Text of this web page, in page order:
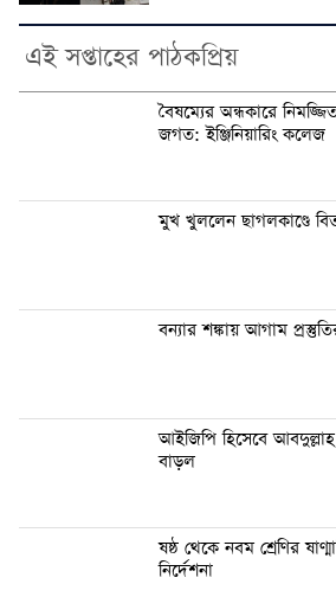
এই সপ্তাহের পাঠকপ্রিয়
বৈষম্যের অন্ধকারে
জগত: ইঞ্জিনিয়ারিং কলেজ
মুখ খুললেন ছাগলকাণ্ডে
বন্যার শঙ্কায় আগাম প্রস্তুতির
আইজিপি হিসেবে
বাড়ল
ষষ্ঠ থেকে নবম শ্রেণির
নির্দেশনা